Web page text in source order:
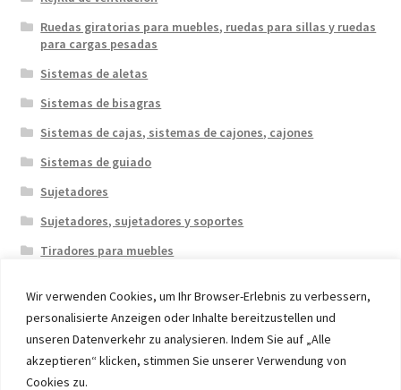
Wir verwenden Cookies, um Ihr Browser-Erlebnis zu verbessern,
personalisierte Anzeigen oder Inhalte bereitzustellen und
unseren Datenverkehr zu analysieren. Indem Sie auf „Alle
akzeptieren“ klicken, stimmen Sie unserer Verwendung von
Cookies zu.
Ruedas giratorias para muebles, ruedas para sillas y ruedas
para cargas pesadas
Sistemas de aletas
Sistemas de bisagras
Sistemas de cajas, sistemas de cajones, cajones
Sistemas de guiado
Sujetadores
Sujetadores, sujetadores y soportes
Tiradores para muebles
© 2026 Eruon Trade UG, Germany, member of the ERUON